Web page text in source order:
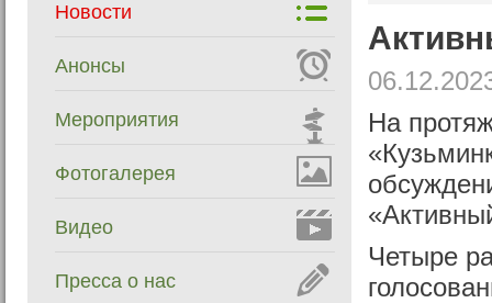
Новости
Анонсы
Мероприятия
Фотогалерея
Видео
Пресса о нас
На
Четыре